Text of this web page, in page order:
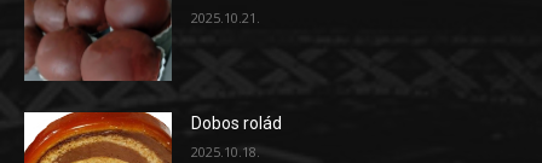
2025.10.21.
Dobos rolád
2025.10.18.